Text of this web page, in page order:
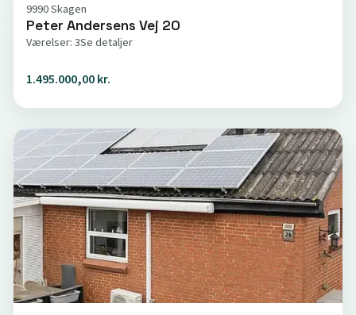
9990 Skagen
Peter Andersens Vej 20
Værelser: 3Se detaljer
1.495.000,00 kr.